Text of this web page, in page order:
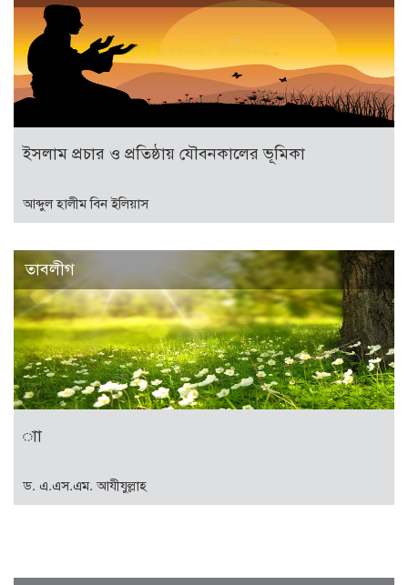
ইসলাম প্রচার ও প্রতিষ্ঠায় যৌবনকালের ভূমিকা
আব্দুল হালীম বিন ইলিয়াস
তাবলীগ
াা
ড. এ.এস.এম. আযীযুল্লাহ